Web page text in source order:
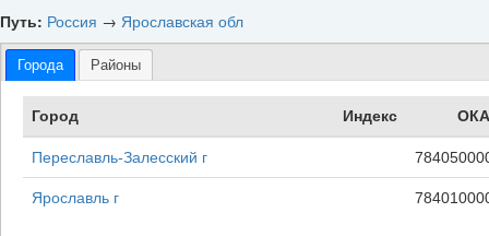
Путь: Россия → Ярославская обл
Города Районы
Город Индекс
Переславль-Залесский г
Ярославль г